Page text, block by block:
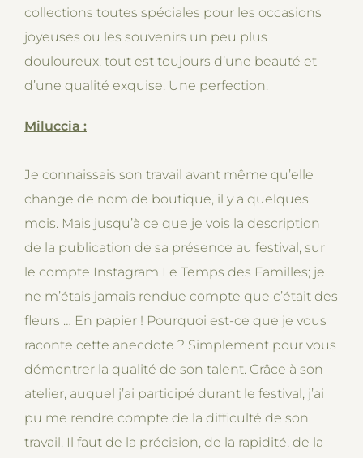
collections toutes spéciales pour les occasions
joyeuses ou les souvenirs un peu plus
douloureux, tout est toujours d’une beauté et
d’une qualité exquise. Une perfection.
Miluccia :
Je connaissais son travail avant même qu’elle
change de nom de boutique, il y a quelques
mois. Mais jusqu’à ce que je vois la description
de la publication de sa présence au festival, sur
le compte Instagram Le Temps des Familles; je
ne m’étais jamais rendue compte que c’était des
fleurs … En papier ! Pourquoi est-ce que je vous
raconte cette anecdote ? Simplement pour vous
démontrer la qualité de son talent. Grâce à son
atelier, auquel j’ai participé durant le festival, j’ai
pu me rendre compte de la difficulté de son
travail. Il faut de la précision, de la rapidité, de la